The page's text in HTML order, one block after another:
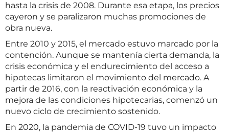
hasta la crisis de 2008. Durante esa etapa, los precios
cayeron y se paralizaron muchas promociones de
obra nueva.
Entre 2010 y 2015, el mercado estuvo marcado por la
contención. Aunque se mantenía cierta demanda, la
crisis económica y el endurecimiento del acceso a
hipotecas limitaron el movimiento del mercado. A
partir de 2016, con la reactivación económica y la
mejora de las condiciones hipotecarias, comenzó un
nuevo ciclo de crecimiento sostenido.
En 2020, la pandemia de COVID-19 tuvo un impacto